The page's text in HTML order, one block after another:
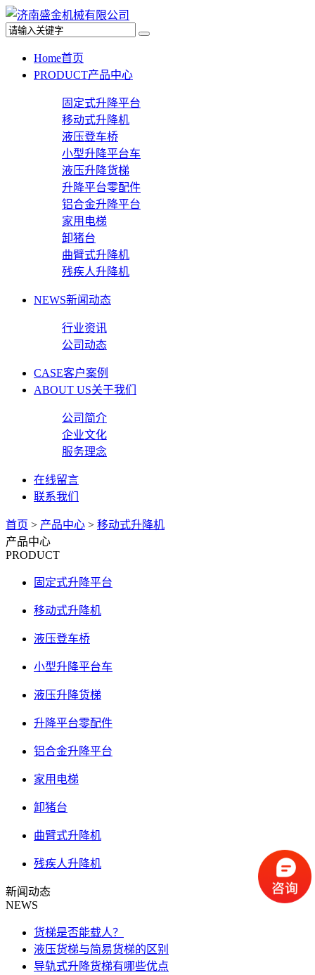
Home首页
PRODUCT产品中心
固定式升降平台
移动式升降机
液压登车桥
小型升降平台车
液压升降货梯
升降平台零配件
铝合金升降平台
家用电梯
卸猪台
曲臂式升降机
残疾人升降机
NEWS新闻动态
行业资讯
公司动态
CASE客户案例
ABOUT US关于我们
公司简介
企业文化
服务理念
在线留言
联系我们
首页 > 产品中心 > 移动式升降机
产品中心
PRODUCT
固定式升降平台
移动式升降机
液压登车桥
小型升降平台车
液压升降货梯
升降平台零配件
铝合金升降平台
家用电梯
卸猪台
曲臂式升降机
残疾人升降机
新闻动态
NEWS
货梯是否能载人？
液压货梯与简易货梯的区别
导轨式升降货梯有哪些优点